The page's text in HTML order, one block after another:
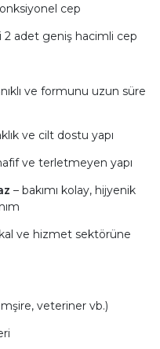
cep
2 adet geniş hacimli cep
ve formunu uzun süre
ve cilt dostu yapı
ve terletmeyen yapı
– bakımı kolay, hijyenik
ve hizmet sektörüne
veteriner vb.)